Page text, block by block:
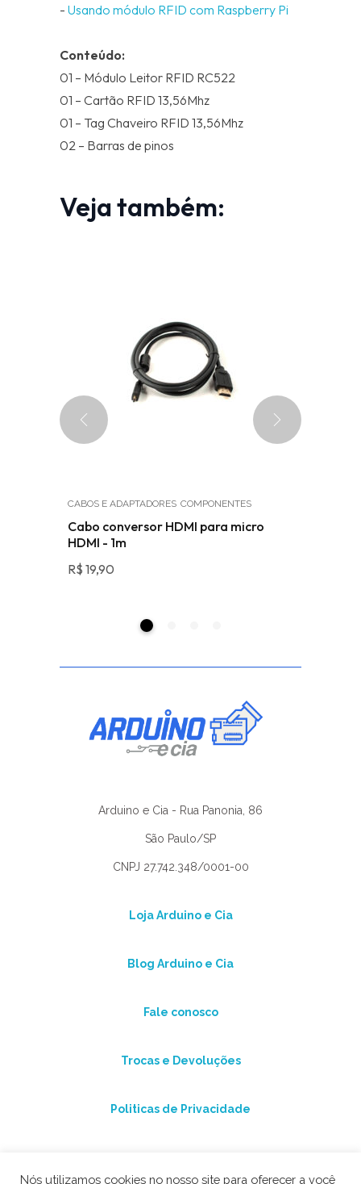
- Usando módulo RFID com Raspberry Pi
Conteúdo:
01 – Módulo Leitor RFID RC522
01 – Cartão RFID 13,56Mhz
01 – Tag Chaveiro RFID 13,56Mhz
02 – Barras de pinos
Veja também:
CABOS E ADAPTADORES COMPONENTES
Cabo conversor HDMI para micro
HDMI - 1m
R$ 19,90
Arduino e Cia - Rua Panonia, 86
São Paulo/SP
CNPJ 27.742.348/0001-00
Loja Arduino e Cia
Blog Arduino e Cia
Fale conosco
Trocas e Devoluções
Politicas de Privacidade
Nós utilizamos cookies no nosso site para oferecer a você